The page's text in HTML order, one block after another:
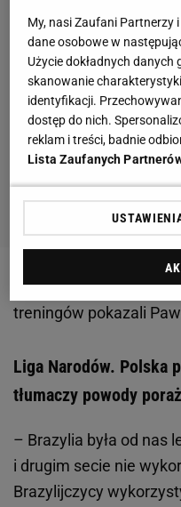
Zobacz wideoCo się
treningów pokazali
Liga Narodów. Polska
tłumaczy powody
– Brazylia była od nas
i drugim secie nie
Brazylijczycy
My, nasi Zaufani Partnerzy
dane osobowe w
Użycie dokładnych
skanowanie
identyfikacji.
dostęp do nich.
reklam i treści, badnie
Lista Zaufanych